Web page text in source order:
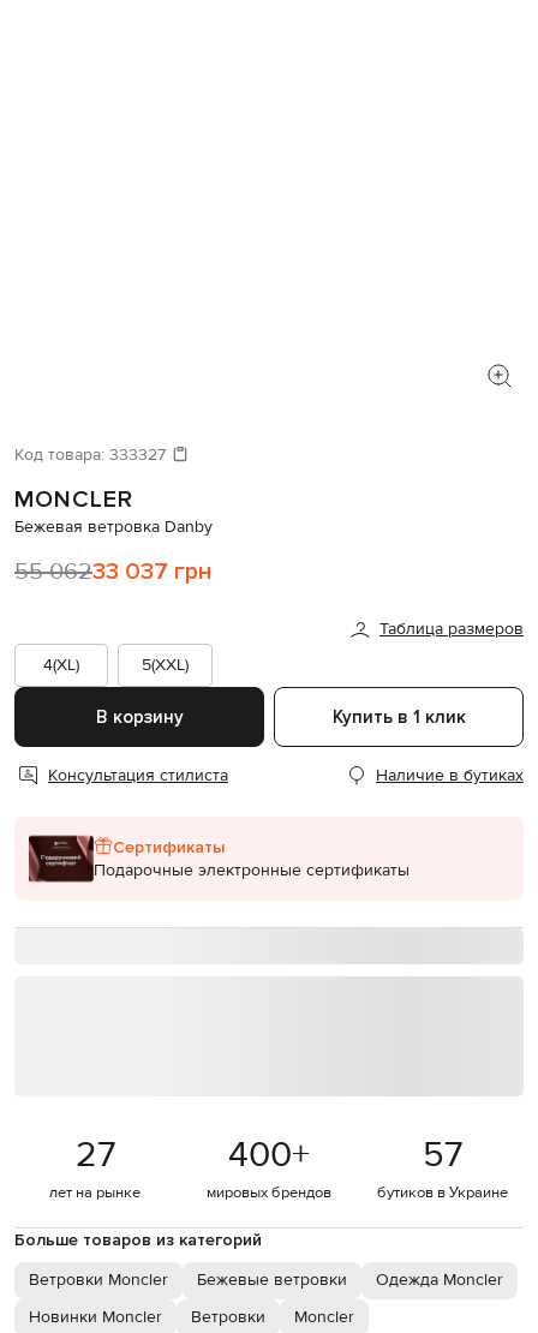
Код товара: 333327
MONCLER
Бежевая ветровка Danby
55 06233 037 грн
Таблица размеров
4(XL)
5(XXL)
В корзину Купить в 1 клик
Консультация стилиста Наличие в бутиках
Сертификаты
Подарочные электронные сертификаты
27
лет на рынке
400+
мировых брендов
57
бутиков в Украине
Больше товаров из категорий
Ветровки Moncler Бежевые ветровки
Одежда Moncler
Новинки Moncler
Ветровки Moncler